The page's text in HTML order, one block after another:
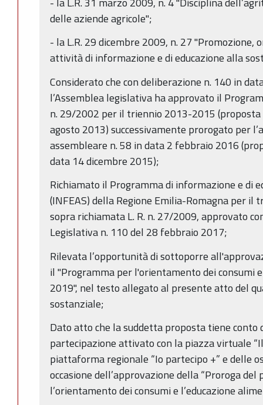
delle aziende agricole";
- la L.R. 29 dicembre 2009, n. 27 "Promozione,
attività di informazione e di educazione alla
Considerato che con deliberazione n. 140 in
l’Assemblea legislativa ha approvato il
n. 29/2002 per il triennio 2013-2015
agosto 2013) successivamente prorogato per
assembleare n. 58 in data 2 febbraio 2016
data 14 dicembre 2015);
Richiamato il Programma di informazione e di
(INFEAS) della Regione Emilia-Romagna per
sopra richiamata L. R. n. 27/2009, approvato
Legislativa n. 110 del 28 febbraio 2017;
Rilevata l’opportunità di sottoporre
il "Programma per l'orientamento dei consumi
2019", nel testo allegato al presente atto del
sostanziale;
Dato atto che la suddetta proposta tiene conto
partecipazione attivato con la piazza virtuale
piattaforma regionale “Io partecipo +” e delle
occasione dell’approvazione della “Proroga
l’orientamento dei consumi e l’educazione